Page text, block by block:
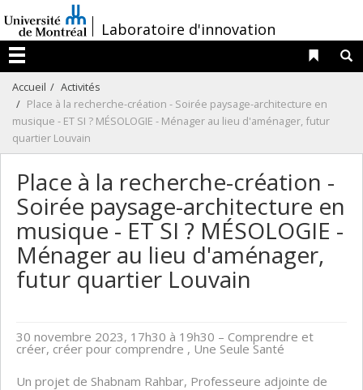
au
contenu
/Laboratoire d'innovation
Menu
Liens
Accueil
Activités
Place à la recherche-création - Soirée paysage-architecture en
musique - ET SI ? MÉSOLOGIE - Ménager au lieu d'aménager, futur
quartier Louvain
Place à la recherche-création -
Soirée paysage-architecture en
musique - ET SI ? MÉSOLOGIE -
Ménager au lieu d'aménager,
futur quartier Louvain
30 novembre 2023, 17h30 à 19h30 – Comprendre et
créer, créer pour comprendre , Une Seule Santé
Un projet de Shabnam Rahbar, Professeure adjointe de